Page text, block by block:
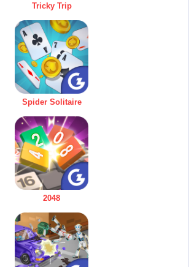
Tricky Trip
Spider Solitaire
2048